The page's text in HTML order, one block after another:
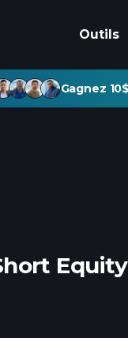
Outils
Gagnez
Equity